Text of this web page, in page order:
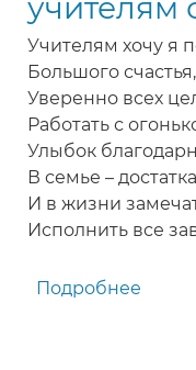
учителям
Учителям хочу я
Большого
Уверенно всех
Работать с
Улыбок
В семье –
И в жизни
Исполнить все
Подробнее